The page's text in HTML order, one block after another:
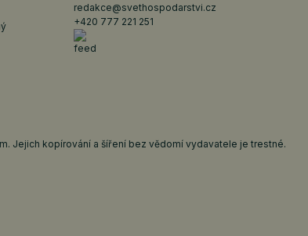
redakce@svethospodarstvi.cz
+420 777 221 251
Jejich kopírování a šíření bez vědomí vydavatele je trestné.